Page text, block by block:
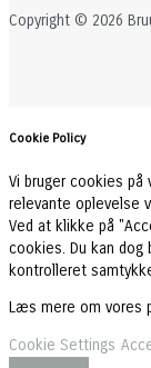
Copyright © 2026
Cookie Policy
Vi bruger cookies
relevante oplevelse
Ved at klikke på
cookies. Du kan
kontrolleret
Læs mere om vores
Cookie Settings